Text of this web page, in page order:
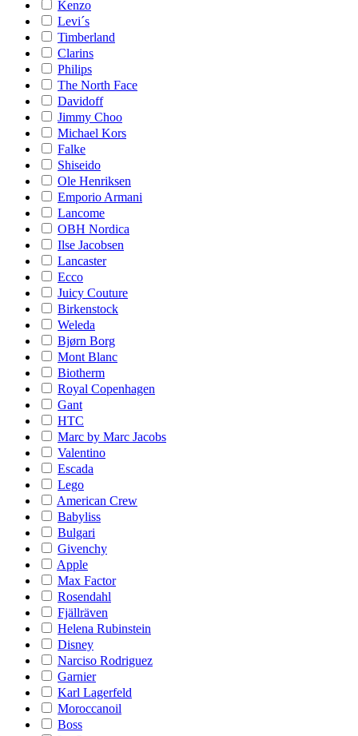
Kenzo
Levi´s
Timberland
Clarins
Philips
The North Face
Davidoff
Jimmy Choo
Michael Kors
Falke
Shiseido
Ole Henriksen
Emporio Armani
Lancome
OBH Nordica
Ilse Jacobsen
Lancaster
Ecco
Juicy Couture
Birkenstock
Weleda
Bjørn Borg
Mont Blanc
Biotherm
Royal Copenhagen
Gant
HTC
Marc by Marc Jacobs
Valentino
Escada
Lego
American Crew
Babyliss
Bulgari
Givenchy
Apple
Max Factor
Rosendahl
Fjällräven
Helena Rubinstein
Disney
Narciso Rodriguez
Garnier
Karl Lagerfeld
Moroccanoil
Boss